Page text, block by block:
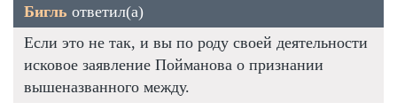
Бигль ответил(а)
Если это не так, и вы по роду своей деятельности
исковое заявление Пойманова о признании
вышеназванного между.